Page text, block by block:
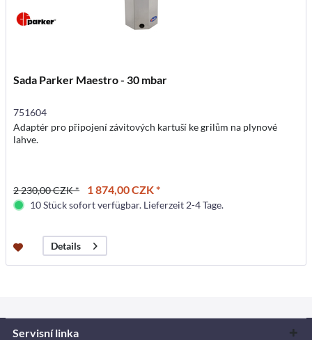
Sada Parker Maestro - 30 mbar
751604
Adaptér pro připojení závitových kartuší ke grilům na plynové
lahve.
2 230,00 CZK * 1 874,00 CZK *
10 Stück sofort verfügbar. Lieferzeit 2-4 Tage.
Details
Servisní linka